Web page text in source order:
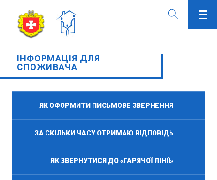
ІНФОРМАЦІЯ ДЛЯ
СПОЖИВАЧА
ЯК ОФОРМИТИ ПИСЬМОВЕ ЗВЕРНЕННЯ
ЗА СКІЛЬКИ ЧАСУ ОТРИМАЮ ВІДПОВІДЬ
ЯК ЗВЕРНУТИСЯ ДО «ГАРЯЧОЇ ЛІНІЇ»